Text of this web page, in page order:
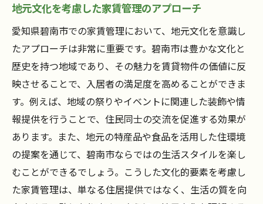
地元文化を考慮した家賃管理のアプローチ
愛知県碧南市での家賃管理において、地元文化を意識し
たアプローチは非常に重要です。碧南市は豊かな文化と
歴史を持つ地域であり、その魅力を賃貸物件の価値に反
映させることで、入居者の満足度を高めることができま
す。例えば、地域の祭りやイベントに関連した装飾や情
報提供を行うことで、住民同士の交流を促進する効果が
あります。また、地元の特産品や食品を活用した住環境
の提案を通じて、碧南市ならではの生活スタイルを楽し
むことができるでしょう。こうした文化的要素を考慮し
た家賃管理は、単なる住居提供ではなく、生活の質を向